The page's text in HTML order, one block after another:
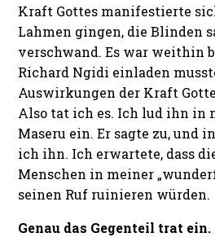
Kraft Gottes manifestierte
Lahmen gingen, die Blinden
verschwand. Es war weithin
Richard Ngidi einladen
Auswirkungen der Kraft
Also tat ich es. Ich lud ihn in
Maseru ein. Er sagte zu, und
ich ihn. Ich erwartete, dass
Menschen in meiner
seinen Ruf ruinieren würden.
Genau das Gegenteil trat